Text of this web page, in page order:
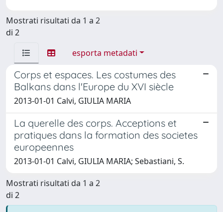
Mostrati risultati da 1 a 2
di 2
esporta metadati
Corps et espaces. Les costumes des
Balkans dans l'Europe du XVI siècle
2013-01-01 Calvi, GIULIA MARIA
La querelle des corps. Acceptions et
pratiques dans la formation des societes
europeennes
2013-01-01 Calvi, GIULIA MARIA; Sebastiani, S.
Mostrati risultati da 1 a 2
di 2